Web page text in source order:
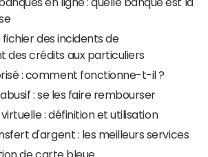
fichier des incidents de
des crédits aux particuliers
: comment fonctionne-t-il ?
: se les faire rembourser
: définition et utilisation
d'argent : les meilleurs services
de carte bleue